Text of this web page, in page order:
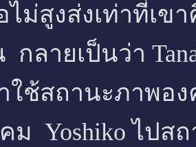
ไม่สูงส่งเท่าที่เ
กลายเป็นว่า
ใช้สถานะภาพอ
ม Yoshiko ไปส